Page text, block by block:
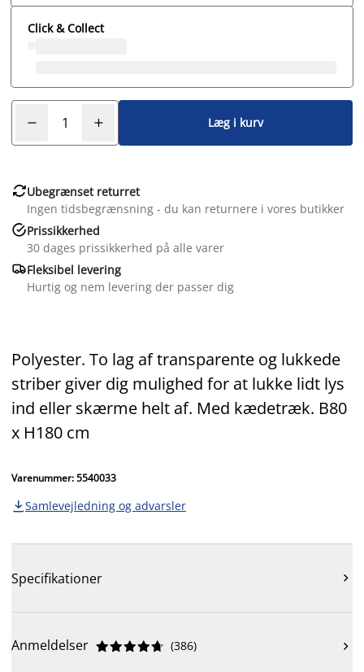
Click & Collect
Læg i kurv
Ubegrænset returret
Ingen tidsbegrænsning - du kan returnere i vores butikker
Prissikkerhed
30 dages prissikkerhed på alle varer
Fleksibel levering
Hurtig og nem levering der passer dig
Polyester. To lag af transparente og lukkede
striber giver dig mulighed for at lukke lidt lys
ind eller skærme helt af. Med kædetræk. B80
x H180 cm
Varenummer: 5540033
 Samlevejledning og advarsler
Specifikationer 
Anmeldelser 




 (386) 